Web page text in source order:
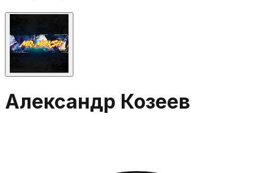
Александр Козеев